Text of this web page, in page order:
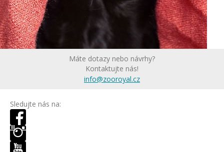
Máte dotazy nebo návrhy?
Kontaktujte nás!
info@zooroyal.cz
Sledujte nás na: